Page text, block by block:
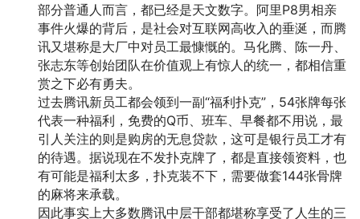
部分普通人而言，都已经是天文数字。阿里P8男相亲
事件火爆的背后，是社会对互联网高收入的垂涎，而腾
讯又堪称是大厂中对员工最慷慨的。马化腾、陈一丹、
张志东等创始团队在价值观上有惊人的统一，都相信重
赏之下必有勇夫。
过去腾讯新员工都会领到一副“福利扑克”，54张牌每张
代表一种福利，免费的Q币、班车、早餐都不用说，最
引人关注的则是购房的无息贷款，这可是银行员工才有
的待遇。据说现在不发扑克牌了，都是直接领资料，也
有可能是福利太多，扑克装不下，需要做套144张骨牌
的麻将来承载。
因此事实上大多数腾讯中层干部都堪称享受了人生的三